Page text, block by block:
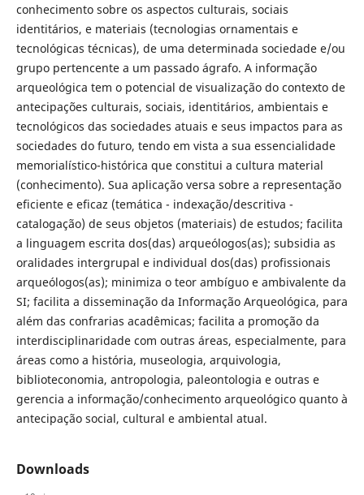
conhecimento sobre os aspectos culturais, sociais
identitários, e materiais (tecnologias ornamentais e
tecnológicas técnicas), de uma determinada sociedade e/ou
grupo pertencente a um passado ágrafo. A informação
arqueológica tem o potencial de visualização do contexto de
antecipações culturais, sociais, identitários, ambientais e
tecnológicos das sociedades atuais e seus impactos para as
sociedades do futuro, tendo em vista a sua essencialidade
memorialístico-histórica que constitui a cultura material
(conhecimento). Sua aplicação versa sobre a representação
eficiente e eficaz (temática - indexação/descritiva -
catalogação) de seus objetos (materiais) de estudos; facilita
a linguagem escrita dos(das) arqueólogos(as); subsidia as
oralidades intergrupal e individual dos(das) profissionais
arqueólogos(as); minimiza o teor ambíguo e ambivalente da
SI; facilita a disseminação da Informação Arqueológica, para
além das confrarias acadêmicas; facilita a promoção da
interdisciplinaridade com outras áreas, especialmente, para
áreas como a história, museologia, arquivologia,
biblioteconomia, antropologia, paleontologia e outras e
gerencia a informação/conhecimento arqueológico quanto à
antecipação social, cultural e ambiental atual.
Downloads